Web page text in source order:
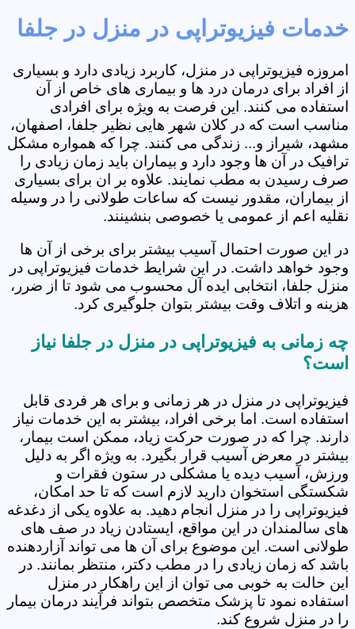
خدمات فیزیوتراپی در منزل در جلفا
امروزه فیزیوتراپی در منزل، کاربرد زیادی دارد و بسیاری
از افراد برای درمان درد ها و بیماری های خاص از آن
استفاده می کنند. این فرصت به ویژه برای افرادی
مناسب است که در کلان شهر هایی نظیر جلفا، اصفهان،
مشهد، شیراز و... زندگی می کنند. چرا که همواره مشکل
ترافیک در آن ها وجود دارد و بیماران باید زمان زیادی را
صرف رسیدن به مطب نمایند. علاوه بر ان برای بسیاری
از بیماران، مقدور نیست که ساعات طولانی را در وسیله
نقلیه اعم از عمومی یا خصوصی بنشینند.
در این صورت احتمال آسیب بیشتر برای برخی از آن ها
وجود خواهد داشت. در این شرایط خدمات فیزیوتراپی در
منزل جلفا، انتخابی ایده آل محسوب می شود تا از ضرر،
هزینه و اتلاف وقت بیشتر بتوان جلوگیری کرد.
چه زمانی به فیزیوتراپی در منزل در جلفا نیاز
است؟
فیزیوتراپی در منزل در هر زمانی و برای هر فردی قابل
استفاده است. اما برخی افراد، بیشتر به این خدمات نیاز
دارند. چرا که در صورت حرکت زیاد، ممکن است بیمار،
بیشتر در معرض آسیب قرار بگیرد. به ویژه اگر به دلیل
ورزش، آسیب دیده یا مشکلی در ستون فقرات و
شکستگی استخوان دارید لازم است که تا حد امکان،
فیزیوتراپی را در منزل انجام دهید. به علاوه یکی از دغدغه
های سالمندان در این مواقع، ایستادن زیاد در صف های
طولانی است. این موضوع برای آن ها می تواند آزاردهنده
باشد که زمان زیادی را در مطب دکتر، منتظر بمانند. در
این حالت به خوبی می توان از این راهکار در منزل
استفاده نمود تا پزشک متخصص بتواند فرآیند درمان بیمار
را در منزل شروع کند.